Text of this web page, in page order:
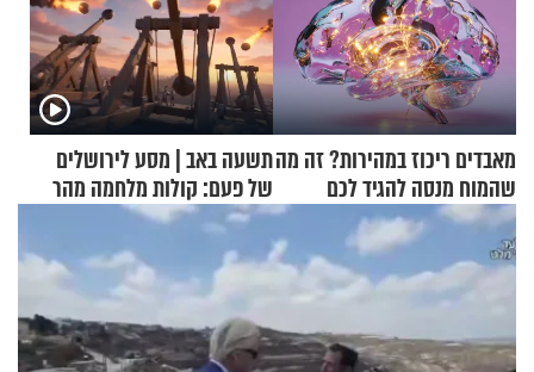
מאבדים ריכוז במהירות? זה מה
שהמוח מנסה להגיד לכם
תשעה באב | מסע לירושלים
של פעם: קולות מלחמה מהר
הזיתים